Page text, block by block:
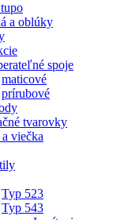
a oblúky
spoje
maticové
prírubové
tvarovky
viečka
Typ 523
Typ 543